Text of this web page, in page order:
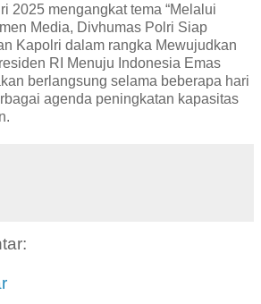
2025 mengangkat tema “Melalui
Media, Divhumas Polri Siap
Kapolri dalam rangka Mewujudkan
RI Menuju Indonesia Emas
berlangsung selama beberapa hari
agenda peningkatan kapasitas